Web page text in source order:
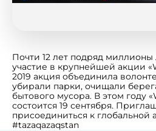
Почти 12 лет подряд
участие в крупнейшей акции
2019 акция объединила
убирали парки, очищали
бытового мусора. В этом году
состоится 19 сентября.
присоединиться к глобальной
#tazaqazaqstan